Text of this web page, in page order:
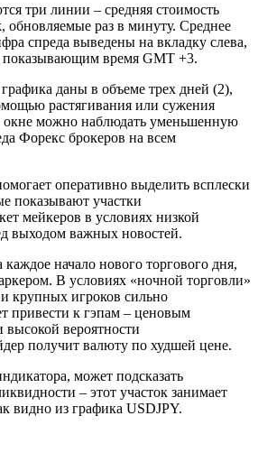
три линии – средняя стоимость
обновляемые раз в минуту. Среднее
спреда выведены на вкладку слева,
показывающим время GMT +3.
даны в объеме трех дней (2),
растягивания или сужения
окне можно наблюдать уменьшенную
Форекс брокеров на всем
оперативно выделить всплески
показывают участки
мейкеров в условиях низкой
выходом важных новостей.
начало нового торгового дня,
В условиях «ночной торговли»
крупных игроков сильно
привести к гэпам – ценовым
вероятности
получит валюту по худшей цене.
может подсказать
– этот участок занимает
видно из графика USDJPY.